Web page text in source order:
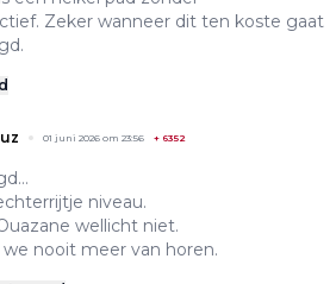
Zeker wanneer dit ten koste gaat
01 juni 2026 om 23:56 + 6352
niveau.
wellicht niet.
we nooit meer van horen.